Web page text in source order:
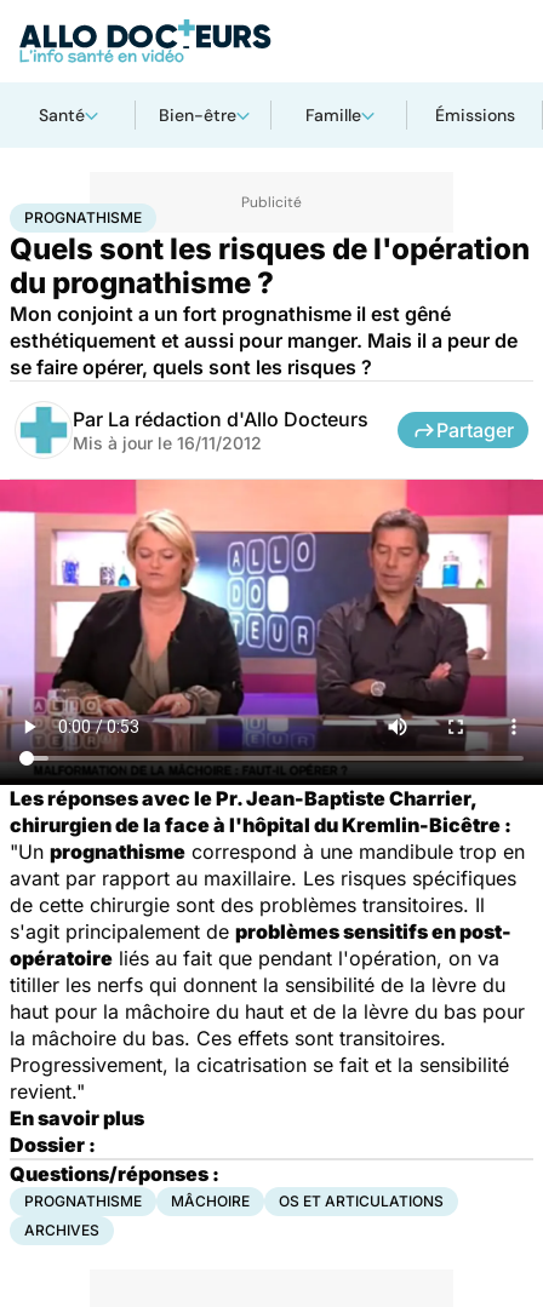
Santé Bien-être Famille Émissions
AccueilSantéMaladies Prognathisme
PROGNATHISME
Quels sont les risques de l'opération
du prognathisme ?
Mon conjoint a un fort prognathisme il est gêné
esthétiquement et aussi pour manger. Mais il a peur de
se faire opérer, quels sont les risques ?
Par La rédaction d'Allo Docteurs
Mis à jour le 16/11/2012
Partager
Les réponses avec le Pr. Jean-Baptiste Charrier,
chirurgien de la face à l'hôpital du Kremlin-Bicêtre :
"Un prognathisme correspond à une mandibule trop en
avant par rapport au maxillaire. Les risques spécifiques
de cette chirurgie sont des problèmes transitoires. Il
s'agit principalement de problèmes sensitifs en post-
opératoire liés au fait que pendant l'opération, on va
titiller les nerfs qui donnent la sensibilité de la lèvre du
haut pour la mâchoire du haut et de la lèvre du bas pour
la mâchoire du bas. Ces effets sont transitoires.
Progressivement, la cicatrisation se fait et la sensibilité
revient."
En savoir plus
Dossier :
Questions/réponses :
PROGNATHISME MÂCHOIRE
OS ET ARTICULATIONS
ARCHIVES